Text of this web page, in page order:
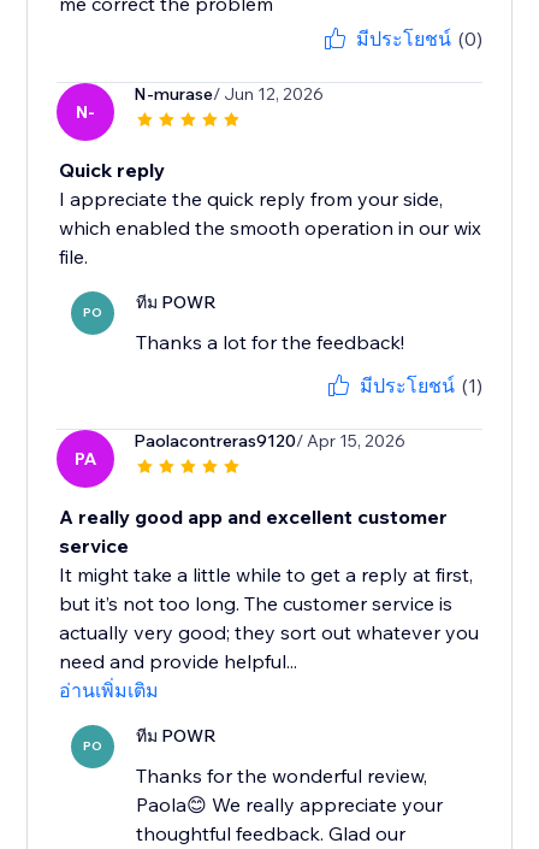
มีประโยชน์ (0)
N-
N-murase/ Jun 12, 2026
Quick reply
I appreciate the quick reply from your side,
which enabled the smooth operation in our wix
file.
PO ทีม POWR
Thanks a lot for the feedback!
มีประโยชน์ (1)
PA
Paolacontreras9120/ Apr 15, 2026
A really good app and excellent customer
service
It might take a little while to get a reply at first,
but it’s not too long. The customer service is
actually very good; they sort out whatever you
need and provide helpful...
อ่านเพิ่มเติม
PO ทีม POWR
Thanks for the wonderful review,
Paola😊 We really appreciate your
thoughtful feedback. Glad our